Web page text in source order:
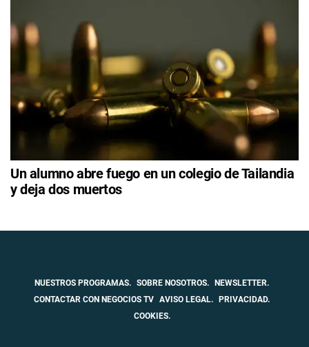
Un alumno abre fuego en un colegio de Tailandia
y deja dos muertos
NUESTROS PROGRAMAS. SOBRE NOSOTROS. NEWSLETTER.
CONTACTAR CON NEGOCIOS TV AVISO LEGAL. PRIVACIDAD.
COOKIES.